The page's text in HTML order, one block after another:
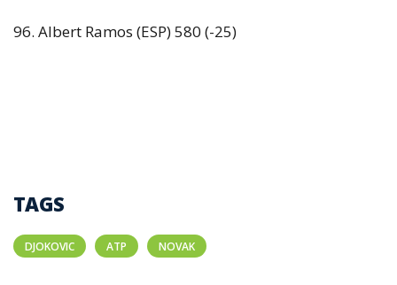
96. Albert Ramos (ESP) 580 (-25)
TAGS
DJOKOVIC ATP NOVAK